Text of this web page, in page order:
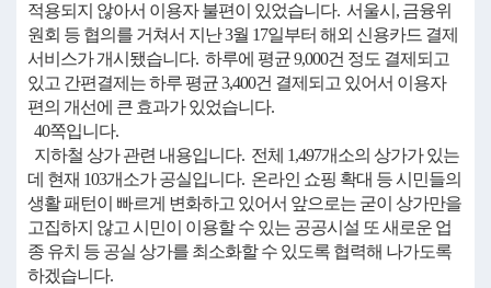
적용되지 않아서 이용자 불편이 있었습니다. 서울시, 금융위
원회 등 협의를 거쳐서 지난 3월 17일부터 해외 신용카드 결제
서비스가 개시됐습니다. 하루에 평균 9,000건 정도 결제되고
있고 간편결제는 하루 평균 3,400건 결제되고 있어서 이용자
편의 개선에 큰 효과가 있었습니다.
40쪽입니다.
지하철 상가 관련 내용입니다. 전체 1,497개소의 상가가 있는
데 현재 103개소가 공실입니다. 온라인 쇼핑 확대 등 시민들의
생활 패턴이 빠르게 변화하고 있어서 앞으로는 굳이 상가만을
고집하지 않고 시민이 이용할 수 있는 공공시설 또 새로운 업
종 유치 등 공실 상가를 최소화할 수 있도록 협력해 나가도록
하겠습니다.